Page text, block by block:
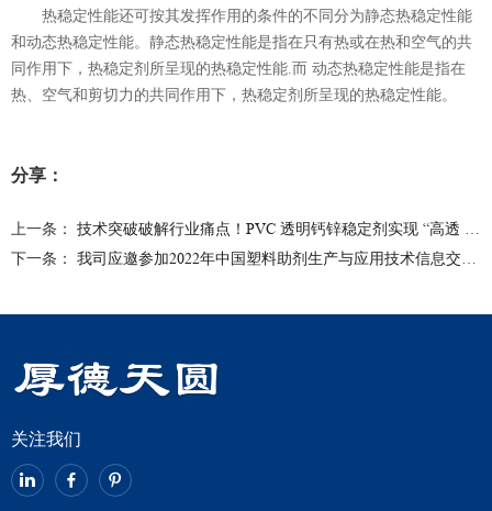
热稳定性能还可按其发挥作用的条件的不同分为静态热稳定性能
和动态热稳定性能。静态热稳定性能是指在只有热或在热和空气的共
同作用下，热稳定剂所呈现的热稳定性能.而 动态热稳定性能是指在
热、空气和剪切力的共同作用下，热稳定剂所呈现的热稳定性能。
分享：
上一条： 技术突破破解行业痛点！PVC 透明钙锌稳定剂实现 “高透 + 环保 + 低成本” 三重飞跃
下一条： 我司应邀参加2022年中国塑料助剂生产与应用技术信息交流座谈会
关注我们